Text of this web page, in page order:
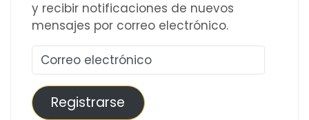
y recibir notificaciones de nuevos
mensajes por correo electrónico.
Correo
electrónico
Registrarse